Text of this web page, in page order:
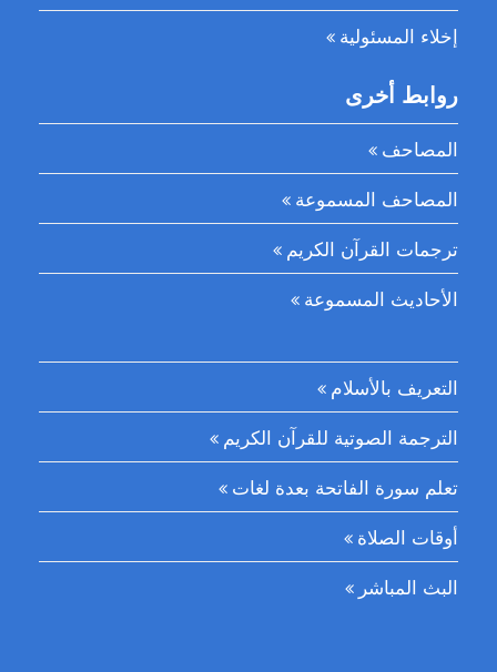
إخلاء المسئولية
روابط أخرى
المصاحف
المصاحف المسموعة
ترجمات القرآن الكريم
الأحاديث المسموعة
التعريف بالأسلام
الترجمة الصوتية للقرآن الكريم
تعلم سورة الفاتحة بعدة لغات
أوقات الصلاة
البث المباشر